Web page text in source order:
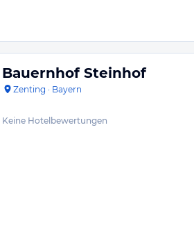
Bauernhof Steinhof
Zenting · Bayern
Keine Hotelbewertungen